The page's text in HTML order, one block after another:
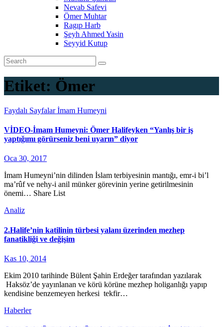
Nevab Safevi
Ömer Muhtar
Ragıp Harb
Şeyh Ahmed Yasin
Seyyid Kutup
Etiket: Ömer
Faydalı Sayfalarİmam Humeyni
VİDEO-İmam Humeyni: Ömer Halifeyken “Yanlış bir iş
yaptığımı görürseniz beni uyarın” diyor
Oca 30, 2017
İmam Humeyni’nin dilinden İslam terbiyesinin mantığı, emr-i bi’l
ma’rûf ve nehy-i anil münker görevinin yerine getirilmesinin
önemi… Share List
Analiz
2.Halife’nin katilinin türbesi yalanı üzerinden mezhep
fanatikliği ve değişim
Kas 10, 2014
Ekim 2010 tarihinde Bülent Şahin Erdeğer tarafından yazılarak
Haksöz’de yayınlanan ve körü körüne mezhep holiganlığı yapıp
kendisine benzemeyen herkesi tekfir…
Haberler